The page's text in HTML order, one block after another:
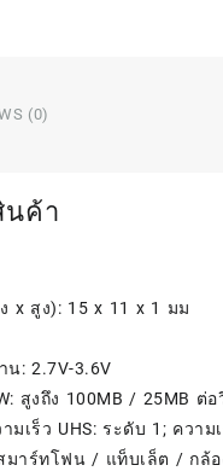
(0)
นค้า
x สูง): 15 x 11 x 1 มม
น: 2.7V-3.6V
สูงถึง 100MB / 25MB ต่
มเร็ว UHS: ระดับ 1; ควา
มาร์ทโฟน / แท็บเล็ต / กล้